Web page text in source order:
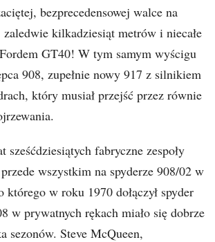
bezprecedensowej walce na
kilkadziesiąt metrów i niecałe
GT40! W tym samym wyścigu
908, zupełnie nowy 917 z silnikiem
który musiał przejść przez równie
sześćdziesiątych fabryczne zespoły
wszystkim na spyderze 908/02 w
w roku 1970 dołączył spyder
w prywatnych rękach miało się dobrze
sezonów. Steve McQueen,